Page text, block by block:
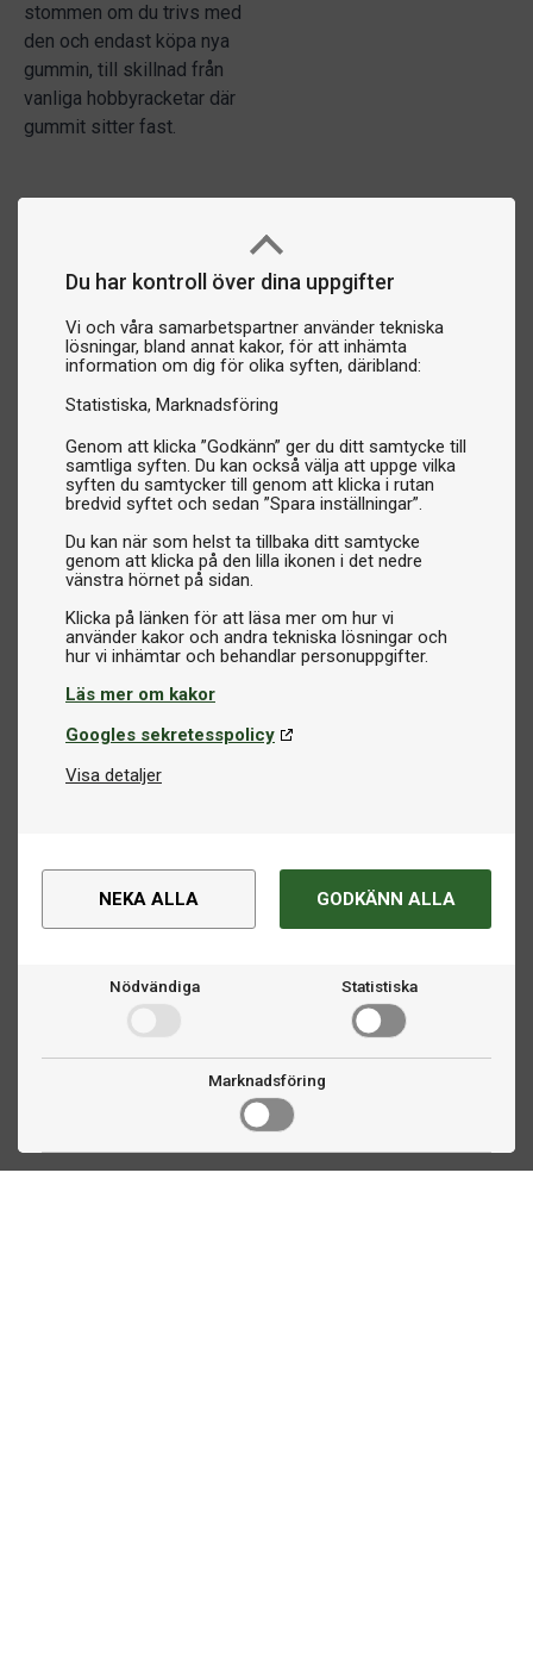
Du har kontroll över dina uppgifter
Vi och våra samarbetspartner använder tekniska
lösningar, bland annat kakor, för att inhämta
information om dig för olika syften, däribland:
Statistiska Marknadsföring
Genom att klicka ”Godkänn” ger du ditt samtycke till
samtliga syften. Du kan också välja att uppge vilka
syften du samtycker till genom att klicka i rutan
bredvid syftet och sedan ”Spara inställningar”.
Du kan när som helst ta tillbaka ditt samtycke
genom att klicka på den lilla ikonen i det nedre
vänstra hörnet på sidan.
Klicka på länken för att läsa mer om hur vi
använder kakor och andra tekniska lösningar och
Läs mer om kakor
Googles sekretesspolicy
Visa detaljer
NEKA ALLA GODKÄNN ALLA
Nödvändiga Statistiska
Marknadsföring
stommen om du trivs med
den och endast köpa nya
gummin, till skillnad från
vanliga hobbyracketar där
gummit sitter fast.